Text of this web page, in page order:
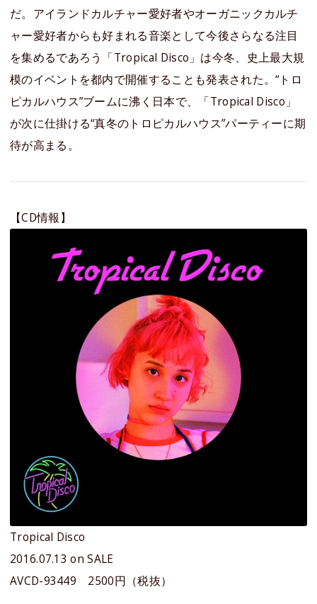
だ。アイランドカルチャー愛好者やオーガニックカルチ
ャー愛好者からも好まれる音楽として今後さらなる注目
を集めるであろう「Tropical Disco」は今冬、史上最大規
模のイベントを都内で開催することも発表された。“トロ
ピカルハウス”ブームに沸く日本で、「Tropical Disco」
が次に仕掛ける“真冬のトロピカルハウス”パーティーに期
待が高まる。
【CD情報】
Tropical Disco
2016.07.13 on SALE
AVCD-93449 2500円（税抜）